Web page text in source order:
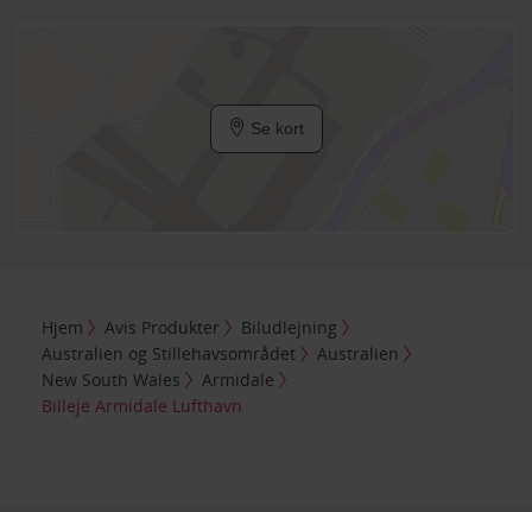
Se kort
Hjem Avis Produkter
Biludlejning
Australien og Stillehavsområdet
Australien
New South Wales
Armidale
Billeje Armidale Lufthavn